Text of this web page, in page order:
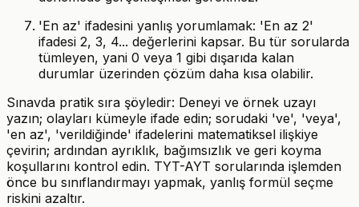
'En az' ifadesini yanlış yorumlamak: 'En az 2'
ifadesi 2, 3, 4... değerlerini kapsar. Bu tür sorularda
tümleyen, yani 0 veya 1 gibi dışarıda kalan
durumlar üzerinden çözüm daha kısa olabilir.
Sınavda pratik sıra şöyledir: Deneyi ve örnek uzayı
yazın; olayları kümeyle ifade edin; sorudaki 've', 'veya',
'en az', 'verildiğinde' ifadelerini matematiksel ilişkiye
çevirin; ardından ayrıklık, bağımsızlık ve geri koyma
koşullarını kontrol edin. TYT-AYT sorularında işlemden
önce bu sınıflandırmayı yapmak, yanlış formül seçme
riskini azaltır.